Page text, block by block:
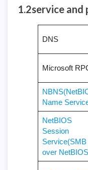
1.2service
DNS
Microsoft
Name
NetBIOS
Session
Service(SMB
over